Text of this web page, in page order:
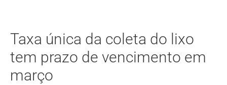
Taxa única da coleta do lixo
tem prazo de vencimento em
março